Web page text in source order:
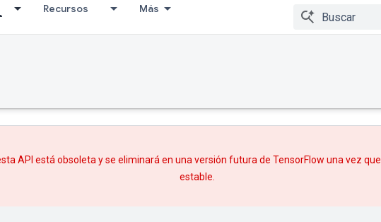
Recursos Más
API está obsoleta y se eliminará en una versión futura de TensorFlow una vez que
estable.